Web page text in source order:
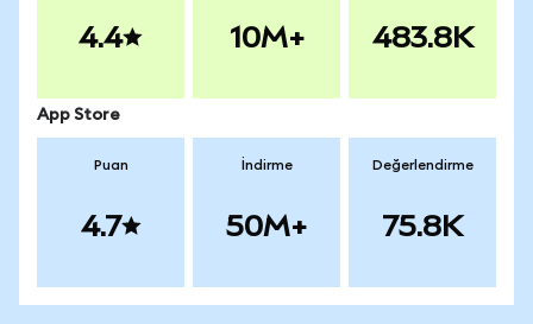
4.4 10M+ 483.8K
App Store
Puan
4.7
İndirme
50M+
Değerlendirme
75.8K